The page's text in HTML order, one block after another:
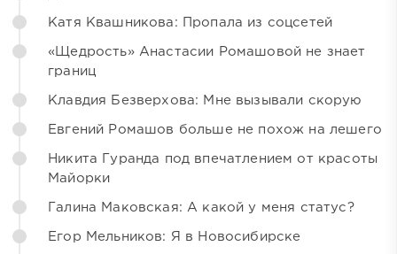
Катя Квашникова: Пропала из соцсетей
«Щедрость» Анастасии Ромашовой не знает
границ
Клавдия Безверхова: Мне вызывали скорую
Евгений Ромашов больше не похож на лешего
Никита Гуранда под впечатлением от красоты
Майорки
Галина Маковская: А какой у меня статус?
Егор Мельников: Я в Новосибирске